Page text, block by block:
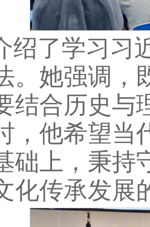
绍了学习习
。她强调，
结合历史与
，他希望当
础上，秉持
化传承发展